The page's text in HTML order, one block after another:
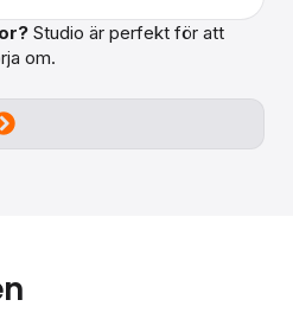
Studio är perfekt för att
om.